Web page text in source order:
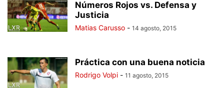
Números Rojos vs. Defensa y
Justicia
Matias Carusso - 14 agosto, 2015
Práctica con una buena noticia
Rodrigo Volpi - 11 agosto, 2015